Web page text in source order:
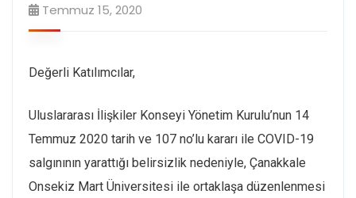
Temmuz 15, 2020
Değerli Katılımcılar,
Uluslararası İlişkiler Konseyi Yönetim Kurulu’nun 14
Temmuz 2020 tarih ve 107 no’lu kararı ile COVID-19
salgınının yarattığı belirsizlik nedeniyle, Çanakkale
Onsekiz Mart Üniversitesi ile ortaklaşa düzenlenmesi